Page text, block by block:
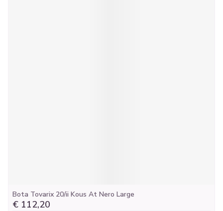
Bota Tovarix 20/ii Kous At Nero Large
€ 112,20